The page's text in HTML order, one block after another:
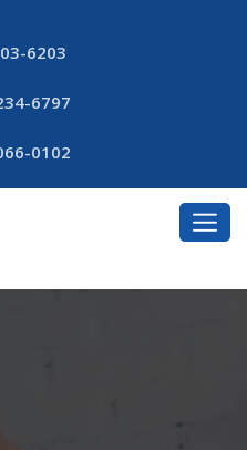
6203
6797
0102